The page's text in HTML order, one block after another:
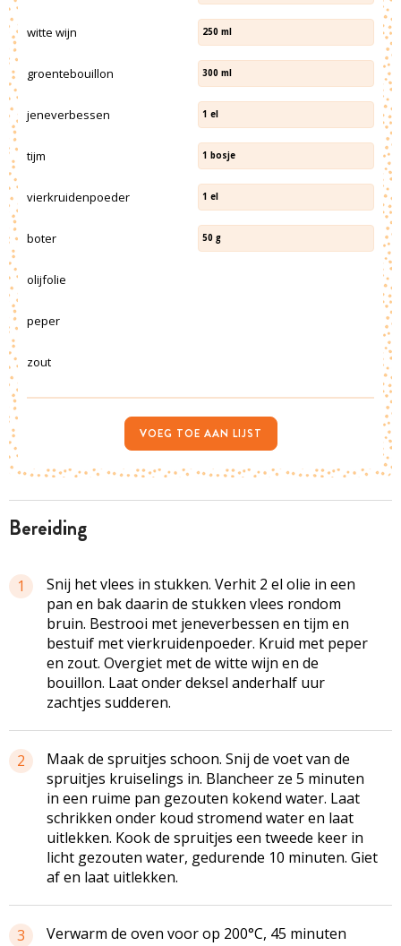
bereiding
1
Snij het vlees in stukken. Verhit 2 el olie in een
pan en bak daarin de stukken vlees rondom
bruin. Bestrooi met jeneverbessen en tijm en
bestuif met vierkruidenpoeder. Kruid met peper
en zout. Overgiet met de witte wijn en de
bouillon. Laat onder deksel anderhalf uur
zachtjes sudderen.
2
Maak de spruitjes schoon. Snij de voet van de
spruitjes kruiselings in. Blancheer ze 5 minuten
in een ruime pan gezouten kokend water. Laat
schrikken onder koud stromend water en laat
uitlekken. Kook de spruitjes een tweede keer in
licht gezouten water, gedurende 10 minuten. Giet
af en laat uitlekken.
3
Verwarm de oven voor op 200°C, 45 minuten
witte wijn 250 ml
groentebouillon 300 ml
jeneverbessen 1 el
tijm 1 bosje
vierkruidenpoeder 1 el
boter 50 g
olijfolie
peper
zout
VOEG TOE AAN LIJST